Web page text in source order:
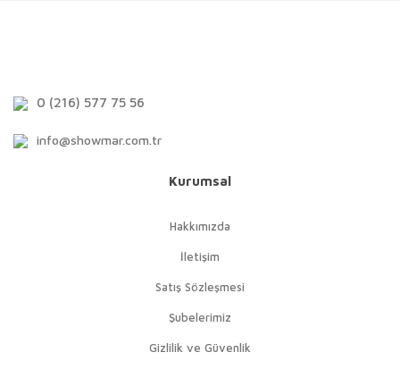
0 (216) 577 75 56
info@showmar.com.tr
Kurumsal
Hakkımızda
İletişim
Satış Sözleşmesi
Şubelerimiz
Gizlilik ve Güvenlik